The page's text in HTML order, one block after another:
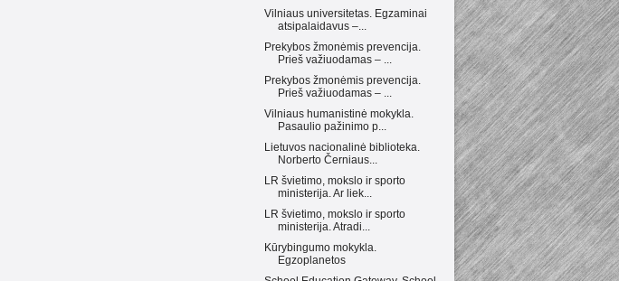
Vilniaus universitetas. Egzaminai
atsipalaidavus –...
Prekybos žmonėmis prevencija.
Prieš važiuodamas – ...
Prekybos žmonėmis prevencija.
Prieš važiuodamas – ...
Vilniaus humanistinė mokykla.
Pasaulio pažinimo p...
Lietuvos nacionalinė biblioteka.
Norberto Černiaus...
LR švietimo, mokslo ir sporto
ministerija. Ar liek...
LR švietimo, mokslo ir sporto
ministerija. Atradi...
Kūrybingumo mokykla.
Egzoplanetos